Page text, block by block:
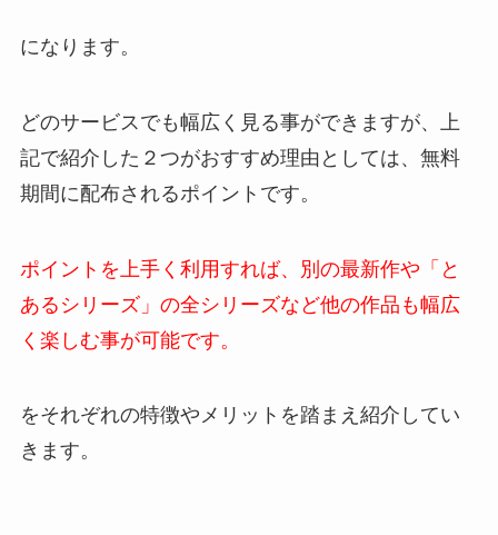
になります。
どのサービスでも幅広く見る事ができますが、上
記で紹介した２つがおすすめ理由としては、無料
期間に配布されるポイントです。
ポイントを上手く利用すれば、別の最新作や「と
あるシリーズ」の全シリーズなど他の作品も幅広
く楽しむ事が可能です。
をそれぞれの特徴やメリットを踏まえ紹介してい
きます。